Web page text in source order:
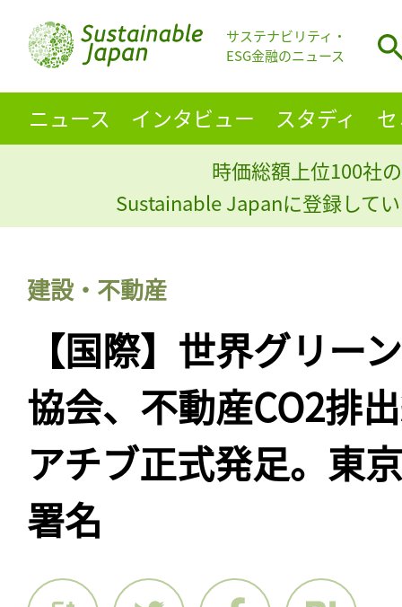
サステナビリティ・
ESG金融のニュース
ニュース インタビュー スタディ
時価総額上位100社
Sustainable Japanに登録して
建設・不動産
【国際】世界グリー
協会、不動産CO2排
アチブ正式発足。東
署名